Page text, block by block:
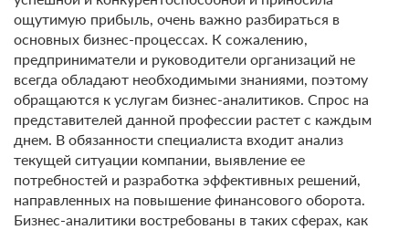
ощутимую прибыль, очень важно разбираться в
основных бизнес-процессах. К сожалению,
предприниматели и руководители организаций не
всегда обладают необходимыми знаниями, поэтому
обращаются к услугам бизнес-аналитиков. Спрос на
представителей данной профессии растет с каждым
днем. В обязанности специалиста входит анализ
текущей ситуации компании, выявление ее
потребностей и разработка эффективных решений,
направленных на повышение финансового оборота.
Бизнес-аналитики востребованы в таких сферах, как